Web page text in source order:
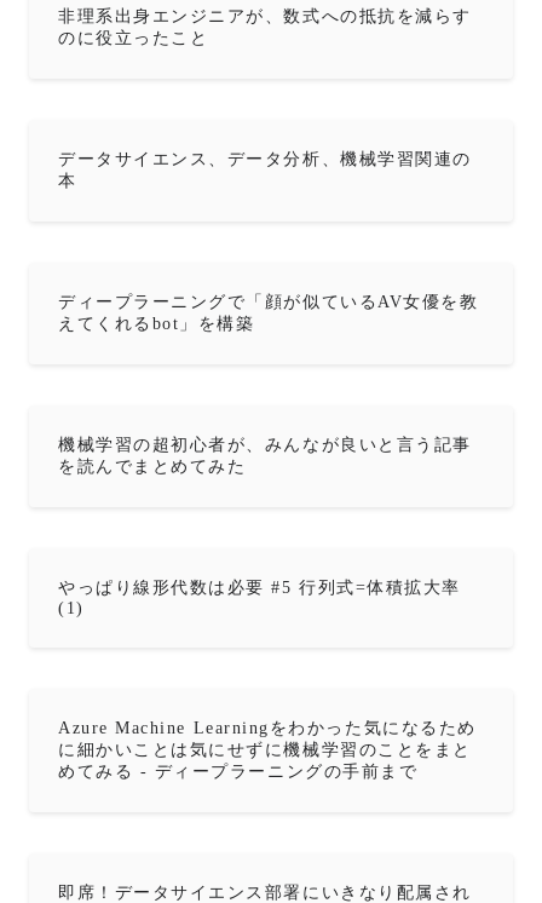
非理系出身エンジニアが、数式への抵抗を減らす
のに役立ったこと
データサイエンス、データ分析、機械学習関連の
本
ディープラーニングで「顔が似ているAV女優を教
えてくれるbot」を構築
機械学習の超初心者が、みんなが良いと言う記事
を読んでまとめてみた
やっぱり線形代数は必要 #5 行列式=体積拡大率
(1)
Azure Machine Learningをわかった気になるため
に細かいことは気にせずに機械学習のことをまと
めてみる - ディープラーニングの手前まで
即席！データサイエンス部署にいきなり配属され